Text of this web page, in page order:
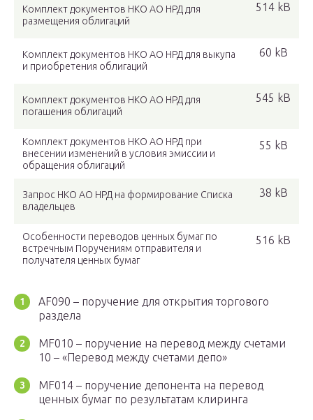
Комплект документов НКО АО НРД для
размещения облигаций
514 kB
Комплект документов НКО АО НРД для выкупа
и приобретения облигаций
60 kB
Комплект документов НКО АО НРД для
погашения облигаций
545 kB
Комплект документов НКО АО НРД при
внесении изменений в условия эмиссии и
обращения облигаций
55 kB
Запрос НКО АО НРД на формирование Списка
владельцев
38 kB
Особенности переводов ценных бумаг по
встречным Поручениям отправителя и
получателя ценных бумаг
516 kB
AF090 – поручение для открытия торгового
раздела
MF010 – поручение на перевод между счетами
10 – «Перевод между счетами депо»
MF014 – поручение депонента на перевод
ценных бумаг по результатам клиринга